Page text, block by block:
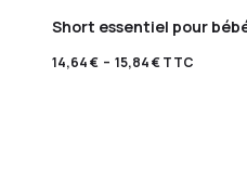
Short essentiel pour
14,64€ – 15,84€TTC